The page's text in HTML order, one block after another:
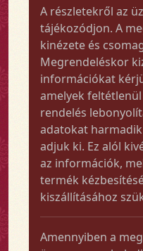
A részletekről az
tájékozódjon. A
kinézete és
Megrendeléskor
információkat
amelyek
rendelés
adatokat
adjuk ki. Ez alól
az információk,
termék
kiszállításához
Amennyiben a